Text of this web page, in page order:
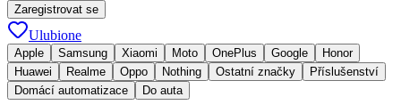
Zaregistrovat se
Ulubione
Apple Samsung Xiaomi Moto OnePlus Google
Honor
Huawei
Realme Oppo Nothing Ostatní značky
Příslušenství
Domácí automatizace
Do auta